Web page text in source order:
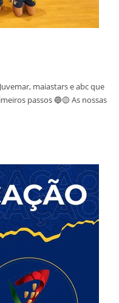
maiastars e abc que
passos 🔵🟡 As nossas